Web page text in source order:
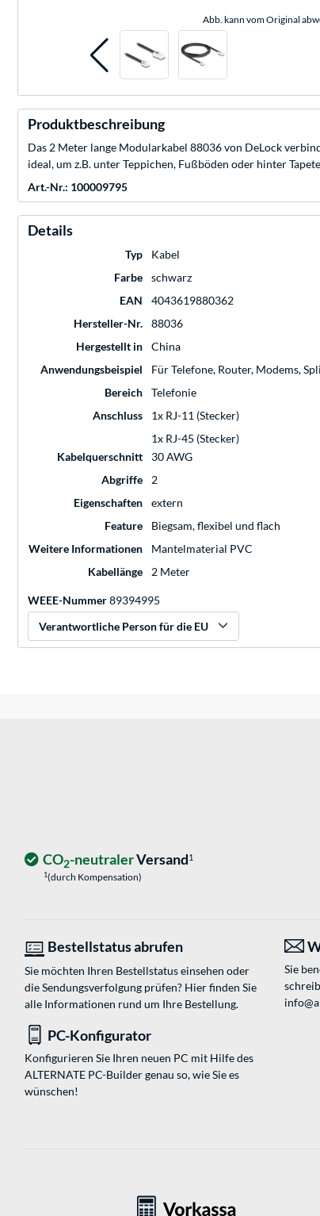
Abb. kann vom Original
Produktbeschreibung
Das 2 Meter lange Modularkabel 88036 von DeLock
ideal, um z.B. unter Teppichen, Fußböden oder hinter
Art.-Nr.: 100009795
Details
Typ
Kabel
Farbe
schwarz
EAN
4043619880362
Hersteller-Nr.
88036
Hergestellt in
China
Anwendungsbeispiel
Für Telefone, Router, Modems,
Bereich
Telefonie
Anschluss
1x RJ-11 (Stecker)
1x RJ-45 (Stecker)
Kabelquerschnitt
30 AWG
Abgriffe
2
Eigenschaften
extern
Feature
Biegsam, flexibel und flach
Weitere Informationen
Mantelmaterial PVC
Kabellänge
2 Meter
WEEE-Nummer89394995
Verantwortliche Person für die EU
CO2-neutralerVersand1
1(durch Kompensation)
Bestellstatus abrufen
Sie möchten Ihren Bestellstatus einsehen oder
die Sendungsverfolgung prüfen? Hier finden Sie
alle Informationen rund um Ihre Bestellung.
Sie
PC-Konfigurator
Konfigurieren Sie Ihren neuen PC mit Hilfe des
ALTERNATE PC-Builder genau so, wie Sie es
wünschen!